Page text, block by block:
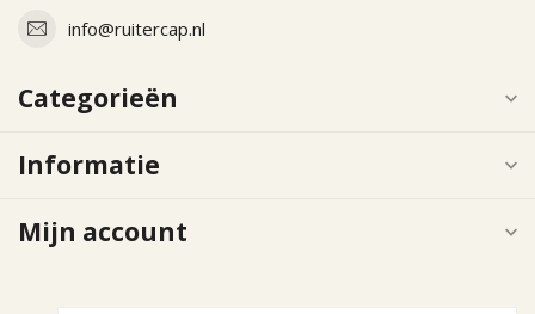
info@ruitercap.nl
Categorieën
Informatie
Mijn account